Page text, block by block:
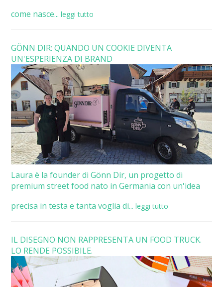
come nasce... leggi tutto
GÖNN DIR: QUANDO UN COOKIE DIVENTA
UN'ESPERIENZA DI BRAND
Laura è la founder di Gönn Dir, un progetto di
premium street food nato in Germania con un'idea
precisa in testa e tanta voglia di... leggi tutto
IL DISEGNO NON RAPPRESENTA UN FOOD TRUCK.
LO RENDE POSSIBILE.